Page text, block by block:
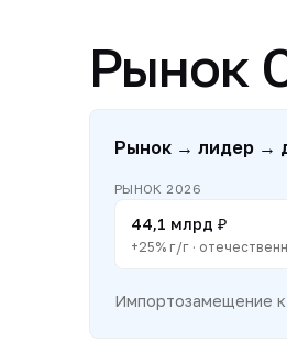
Рынок
Рынок → лидер →
РЫНОК 2026
44,1 млрд ₽
+25% г/г ·
Импортозамещение к